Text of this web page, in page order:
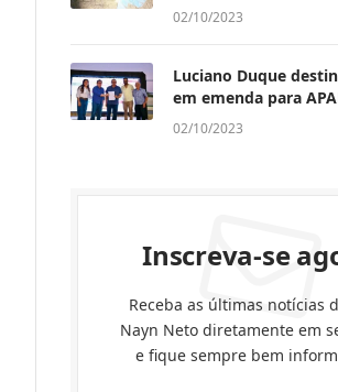
02/10/2023
Luciano Duque
em emenda para
02/10/2023
Inscreva-se
Receba as últimas notícias
Nayn Neto diretamente em
e fique sempre bem